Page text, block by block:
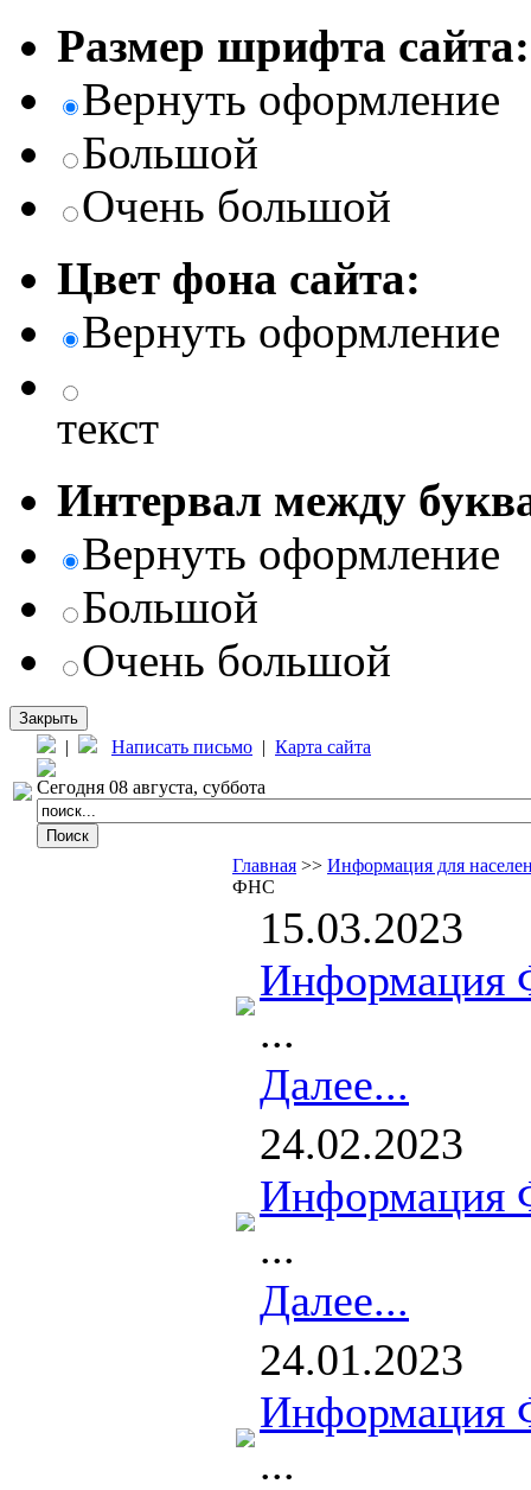
Размер шрифта сайта:
Вернуть оформление
Большой
Очень большой
Цвет фона сайта:
Вернуть оформление
текст
Интервал между
Вернуть оформление
Большой
Очень большой
Закрыть
| Написать письмо | Карта сайта
Сегодня 08 августа, суббота
Главная >> Информация для
ФНС
15.03.2023
Информация
...
Далее...
24.02.2023
Информация
...
Далее...
24.01.2023
Информация
...